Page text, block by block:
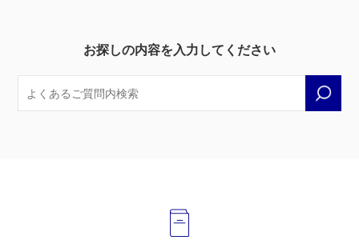
お探しの内容を入力してください